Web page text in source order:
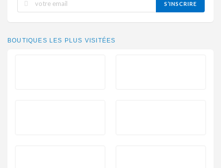
S’INSCRIRE
BOUTIQUES LES PLUS VISITÉES